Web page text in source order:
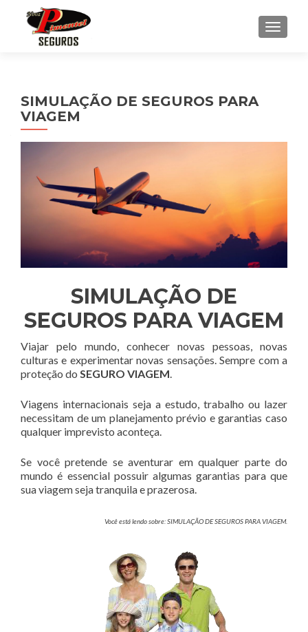
SIMULAÇÃO DE SEGUROS PARA
VIAGEM
SIMULAÇÃO DE
SEGUROS PARA VIAGEM
Viajar pelo mundo, conhecer novas pessoas, novas
culturas e experimentar novas sensações. Sempre com a
proteção do SEGURO VIAGEM
Viagens internacionais seja a estudo, trabalho ou lazer
necessitam de um planejamento prévio e garantias caso
qualquer imprevisto aconteça.
Se você pretende se aventurar em qualquer parte do
mundo é essencial possuir algumas garantias para que
sua viagem seja tranquila e prazerosa.
Você está lendo sobre: SIMULAÇÃO DE SEGUROS PARA VIAGEM.